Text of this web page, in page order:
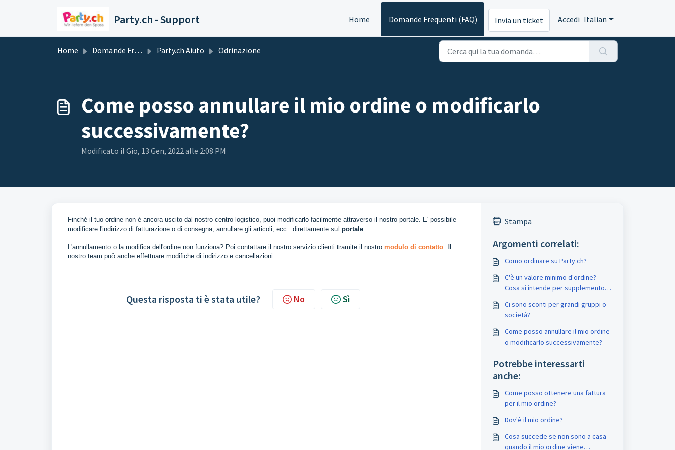
Party.ch - Support Home Domande Frequenti (FAQ) Invia un ticket Accedi Italian
Home Domande Frequenti (FAQ) Party.ch Aiuto Odrinazione
Come posso annullare il mio ordine o modificarlo
successivamente?
Modificato il Gio, 13 Gen, 2022 alle 2:08 PM
Finché il tuo ordine non è ancora uscito dal nostro centro logistico, puoi modificarlo facilmente attraverso il nostro portale. E' possibile
modificare l'indirizzo di fatturazione o di consegna, annullare gli articoli, ecc.. direttamente sul portale .
L'annullamento o la modifica dell'ordine non funziona? Poi contattare il nostro servizio clienti tramite il nostro modulo di contatto. Il
nostro team può anche effettuare modifiche di indirizzo e cancellazioni.
Questa risposta ti è stata utile? No Sì
Stampa
Argomenti correlati:
Como ordinare su Party.ch?
C'è un valore minimo d'ordine?
Cosa si intende per supplemento
Ci sono sconti per grandi gruppi o
società?
Come posso annullare il mio ordine
o modificarlo successivamente?
Potrebbe interessarti
anche:
Come posso ottenere una fattura
per il mio ordine?
Dov'è il mio ordine?
Cosa succede se non sono a casa
quando il mio ordine viene